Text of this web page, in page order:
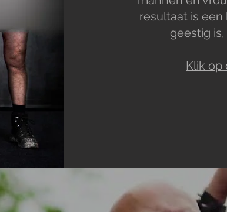
resultaat is
geestig
Klik op